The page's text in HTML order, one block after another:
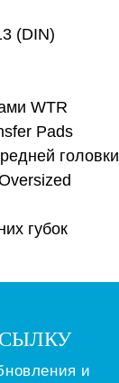
(DIN)
WTR
Pads
губок
и